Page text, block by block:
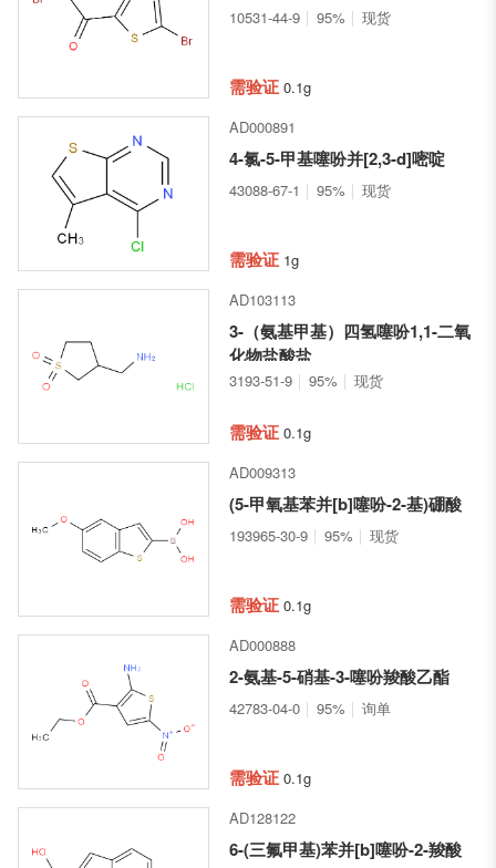
10531-44-9 95% 现货
需验证 0.1g
AD000891
4-氯-5-甲基噻吩并[2,3-d]嘧啶
43088-67-1 95% 现货
需验证 1g
AD103113
3-（氨基甲基）四氢噻吩1,1-二氧
化物盐酸盐
3193-51-9 95% 现货
需验证 0.1g
AD009313
(5-甲氧基苯并[b]噻吩-2-基)硼酸
193965-30-9 95% 现货
需验证 0.1g
AD000888
2-氨基-5-硝基-3-噻吩羧酸乙酯
42783-04-0 95% 询单
需验证 0.1g
AD128122
6-(三氟甲基)苯并[b]噻吩-2-羧酸